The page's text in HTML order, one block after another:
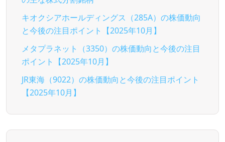
キオクシアホールディングス（285A）の株価動向
と今後の注目ポイント【2025年10月】
メタプラネット（3350）の株価動向と今後の注目
ポイント【2025年10月】
JR東海（9022）の株価動向と今後の注目ポイント
【2025年10月】